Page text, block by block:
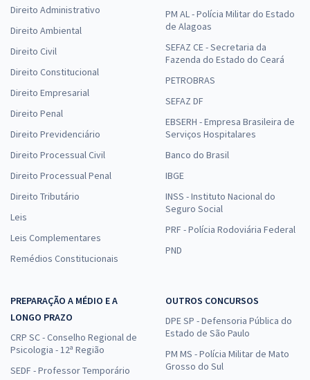
Direito Administrativo
Direito Ambiental
Direito Civil
Direito Constitucional
Direito Empresarial
Direito Penal
Direito Previdenciário
Direito Processual Civil
Direito Processual Penal
Direito Tributário
Leis
Leis Complementares
Remédios Constitucionais
PM AL - Polícia Militar do Estado
de Alagoas
SEFAZ CE - Secretaria da
Fazenda do Estado do Ceará
PETROBRAS
SEFAZ DF
EBSERH - Empresa Brasileira de
Serviços Hospitalares
Banco do Brasil
IBGE
INSS - Instituto Nacional do
Seguro Social
PRF - Polícia Rodoviária Federal
PND
PREPARAÇÃO A MÉDIO E A
LONGO PRAZO
CRP SC - Conselho Regional de
Psicologia - 12ª Região
SEDF - Professor Temporário
OUTROS CONCURSOS
DPE SP - Defensoria Pública do
Estado de São Paulo
PM MS - Polícia Militar de Mato
Grosso do Sul